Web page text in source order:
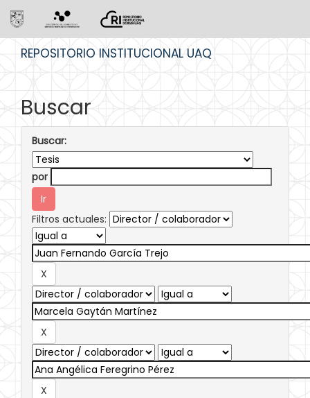
REPOSITORIO INSTITUCIONAL UAQ
Buscar
Buscar:
por
Filtros actuales: